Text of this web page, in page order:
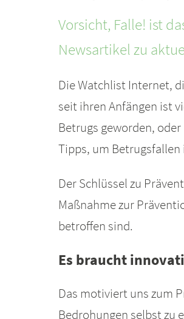
Vorsicht, Falle! ist
Newsartikel zu
Die Watchlist Internet,
seit ihren Anfängen ist
Betrugs geworden,
Tipps, um
Der Schlüssel zu
Maßnahme zur
betroffen sind.
Es braucht
Das motiviert uns zum
Bedrohungen selbst zu